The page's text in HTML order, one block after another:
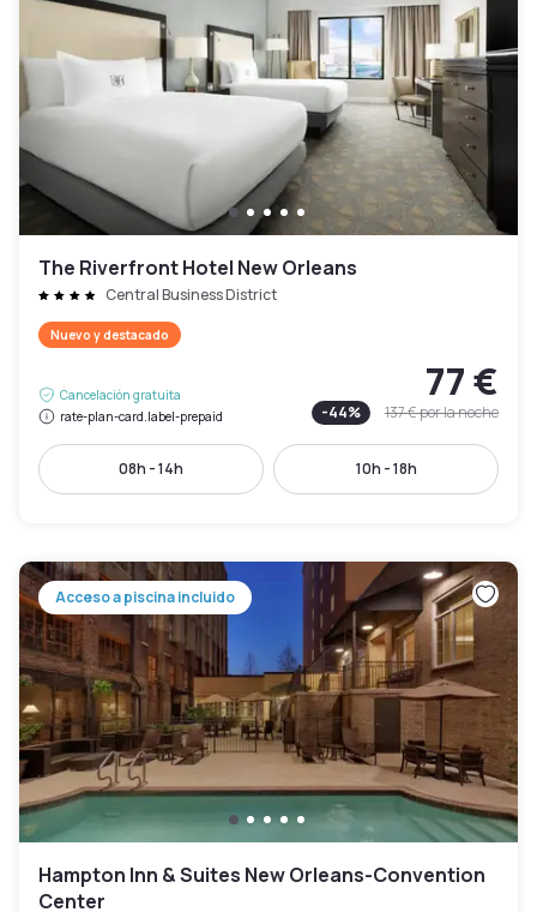
The Riverfront Hotel New Orleans
Central Business District
Nuevo y destacado
Cancelación gratuita
rate-plan-card.label-prepaid
77 €
-44% 137 €por la noche
08h - 14h 10h - 18h
Acceso a piscina incluido
Hampton Inn & Suites New Orleans-Convention
Center